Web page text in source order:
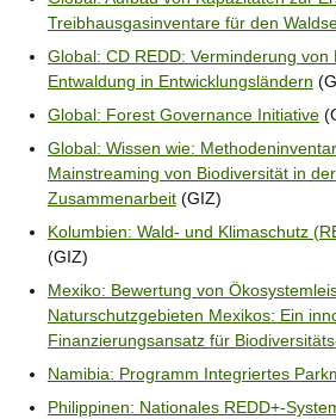
Treibhausgasinventare für den
Global: CD REDD: Verminderung von
Entwaldung in Entwicklungsländern
Global: Forest Governance Initiative
Global: Wissen wie:
Mainstreaming von Biodiversität in
Zusammenarbeit(GIZ)
Kolumbien: Wald- und Klimaschutz
(GIZ)
Mexiko: Bewertung von
Naturschutzgebieten Mexikos: Ein
Finanzierungsansatz für
Namibia: Programm Integriertes
Philippinen: Nationales REDD+-